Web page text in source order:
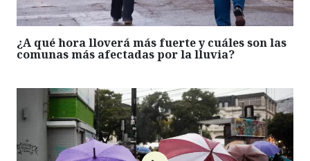
¿A qué hora lloverá más fuerte y cuáles son las
comunas más afectadas por la lluvia?